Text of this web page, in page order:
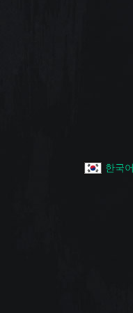
한국어